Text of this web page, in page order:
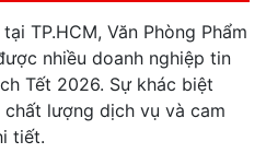
TP.HCM, Văn Phòng Phẩm
nhiều doanh nghiệp tin
Tết 2026. Sự khác biệt
lượng dịch vụ và cam
tiết.